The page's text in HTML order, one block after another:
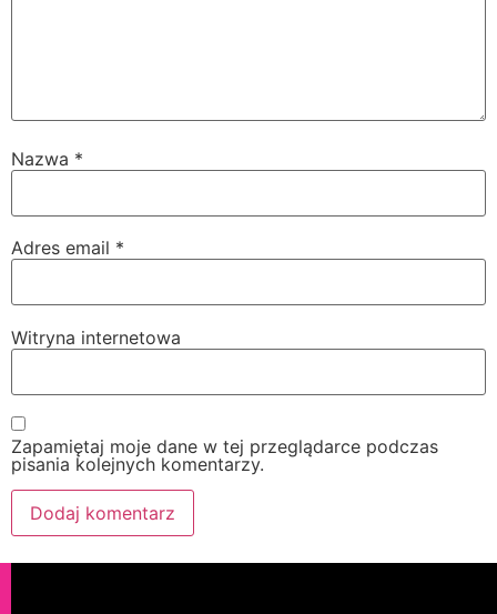
Nazwa *
Adres email *
Witryna internetowa
Zapamiętaj moje dane w tej przeglądarce podczas
pisania kolejnych komentarzy.